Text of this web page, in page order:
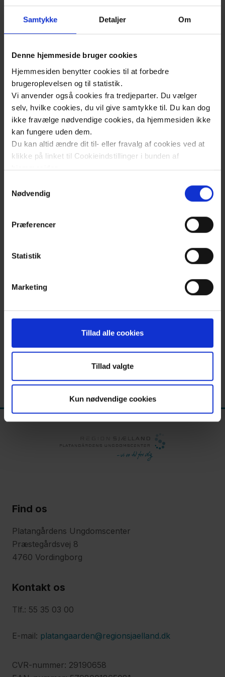
Samtykke Detaljer Om
Denne hjemmeside bruger cookies
Hjemmesiden benytter cookies til at forbedre
brugeroplevelsen og til statistik.
Vi anvender også cookies fra tredjeparter. Du vælger
selv, hvilke cookies, du vil give samtykke til. Du kan dog
ikke fravælge nødvendige cookies, da hjemmesiden ikke
kan fungere uden dem.
Du kan altid ændre dit til- eller fravalg af cookies ved at
klikke på linket til Cookieindstillinger i bunden af
hjemmesiden.
Læs mere om brugen af cookies på vores hjemmeside
Læs mere om vores behandling af personoplysninger
her.
Nødvendig
Præferencer
Statistik
Marketing
Tillad alle cookies
Tillad valgte
Kun nødvendige cookies
identitetslandskab
Sociale invitationer
Responsbaseret praksis
NADA
Opdateret torsdag den 25. jun. 2026
Find os
Platangårdens Ungdomscenter
Præstegårdsvej 8
4760 Vordingborg
Kontakt os
Tlf.: 55 35 03 00
E-mail: platangaarden@regionsjaelland.dk
CVR-nummer: 29190658